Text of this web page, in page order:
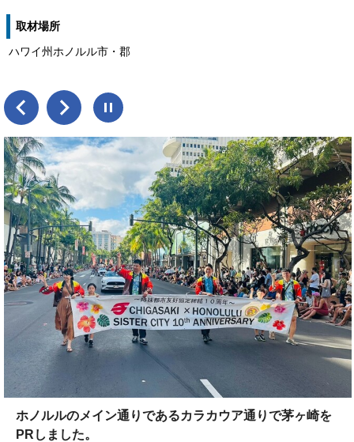
取材場所
ハワイ州ホノルル市・郡
ホノルルのメイン通りであるカラカウア通りで茅ヶ崎を
PRしました。